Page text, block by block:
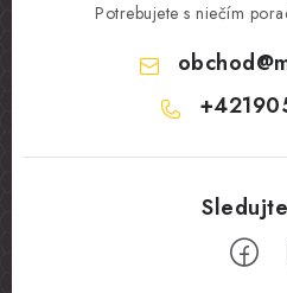
Potrebujete s niečím
obchod@